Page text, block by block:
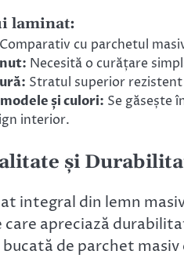
laminat:
Comparativ cu parchetul
Necesită o curățare
Stratul superior
și culori: Se găsește
interior.
și
integral din lemn
apreciază
de parchet